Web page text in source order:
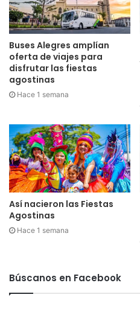
Buses Alegres amplían
oferta de viajes para
disfrutar las fiestas
agostinas
Hace 1 semana
Así nacieron las Fiestas
Agostinas
Hace 1 semana
Búscanos en Facebook